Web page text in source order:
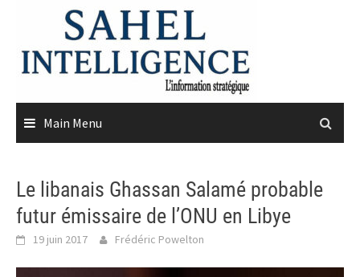
content
Main Menu
Le libanais Ghassan Salamé probable
futur émissaire de l’ONU en Libye
19 juin 2017 Frédéric Powelton